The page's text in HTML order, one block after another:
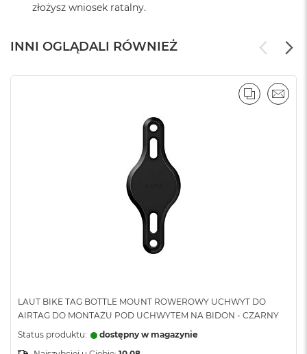
złożysz wniosek ratalny.
INNI OGLĄDALI RÓWNIEŻ
LAUT BIKE TAG BOTTLE MOUNT ROWEROWY UCHWYT DO
AIRTAG DO MONTAŻU POD UCHWYTEM NA BIDON - CZARNY
Status produktu:
dostępny w magazynie